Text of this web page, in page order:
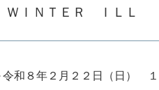
ＩＮＴＥＲ ＩＬＬ
和８年２月２２日（日） １